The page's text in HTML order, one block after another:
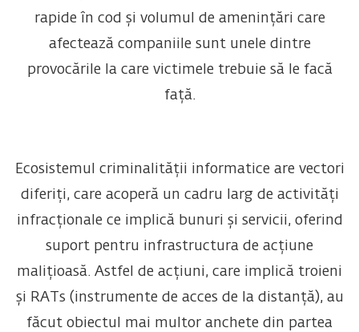
rapide în cod și volumul de amenințări care
afectează companiile sunt unele dintre
provocările la care victimele trebuie să le facă
față.
Ecosistemul criminalității informatice are vectori
diferiți, care acoperă un cadru larg de activități
infracționale ce implică bunuri și servicii, oferind
suport pentru infrastructura de acțiune
malițioasă. Astfel de acțiuni, care implică troieni
și RATs (instrumente de acces de la distanță), au
făcut obiectul mai multor anchete din partea